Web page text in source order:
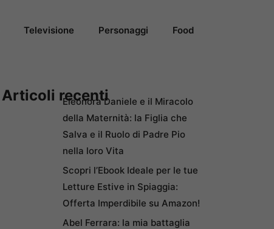
Televisione Personaggi Food
Articoli recentiEleonora Daniele e il Miracolo
della Maternità: la Figlia che
Salva e il Ruolo di Padre Pio
nella loro Vita
Scopri l’Ebook Ideale per le tue
Letture Estive in Spiaggia:
Offerta Imperdibile su Amazon!
Abel Ferrara: la mia battaglia